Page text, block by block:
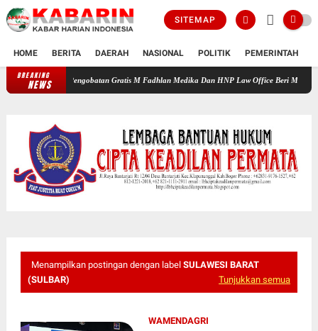
SITEMAP
HOME BERITA DAERAH NASIONAL POLITIK PEMERINTAH
BREAKING
NEWS
Pengobatan Gratis M Fadhlan Medika Dan HNP Law Office Beri Manfaat Nyata
Menampilkan postingan dengan label SULAWESI BARAT
(SULBAR)
Tunjukkan semua
WAMENDAGRI